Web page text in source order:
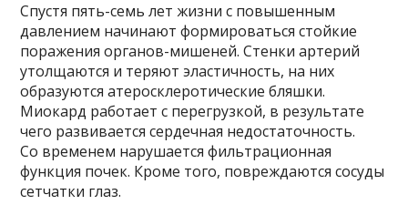
Спустя пять-семь лет жизни с повышенным
давлением начинают формироваться стойкие
поражения органов-мишеней. Стенки артерий
утолщаются и теряют эластичность, на них
образуются атеросклеротические бляшки.
Миокард работает с перегрузкой, в результате
чего развивается сердечная недостаточность.
Со временем нарушается фильтрационная
функция почек. Кроме того, повреждаются сосуды
сетчатки глаз.